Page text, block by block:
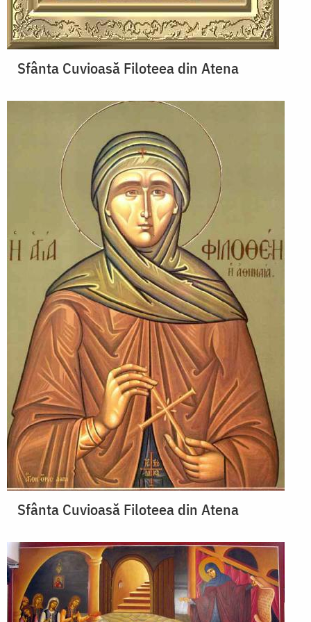
Sfânta Cuvioasă Filoteea din Atena
Sfânta Cuvioasă Filoteea din Atena